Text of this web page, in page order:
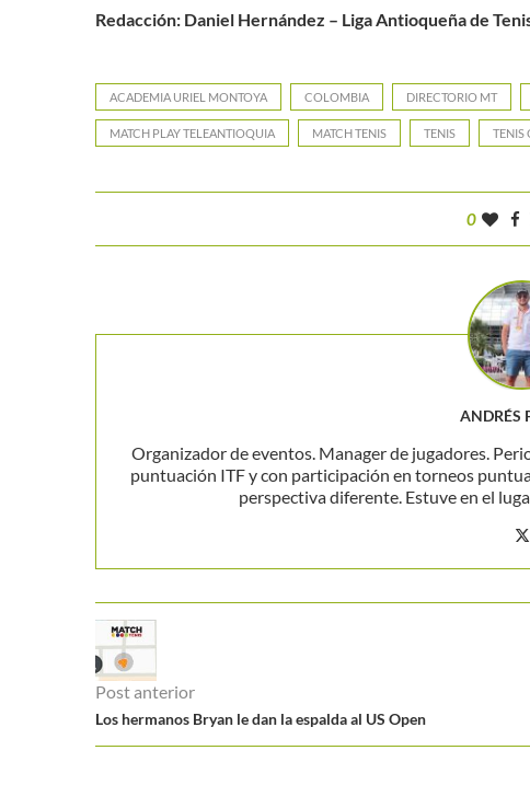
Redacción: Daniel Hernández – Liga Antioqueña de
ACADEMIA URIEL MONTOYA COLOMBIA DIRECTORIO MT
MATCH PLAY TELEANTIOQUIA MATCH TENIS TENIS TENIS
0
ANDRÉS
Organizador de eventos. Manager de jugadores.
puntuación ITF y con participación en torneos
perspectiva diferente. Estuve en el
Post anterior
Los hermanos Bryan le dan la espalda al US Open